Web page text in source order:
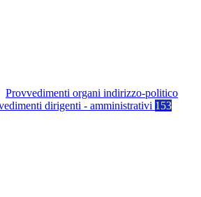
Provvedimenti organi indirizzo-politico
dirigenti - amministrativi 153